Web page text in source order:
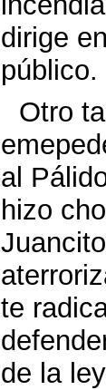
dirige
público.
Otro
al
hizo
te
de la